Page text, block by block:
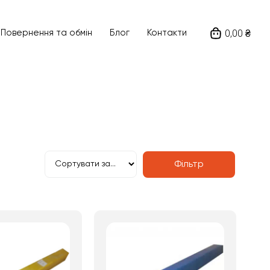
Повернення та обмін Блог Контакти 0,00 ₴
Фільтр
Ціна